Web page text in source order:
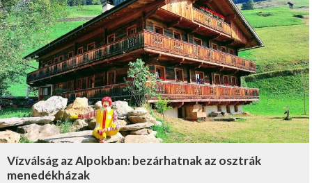
Vízválság az Alpokban: bezárhatnak az osztrák
menedékházak